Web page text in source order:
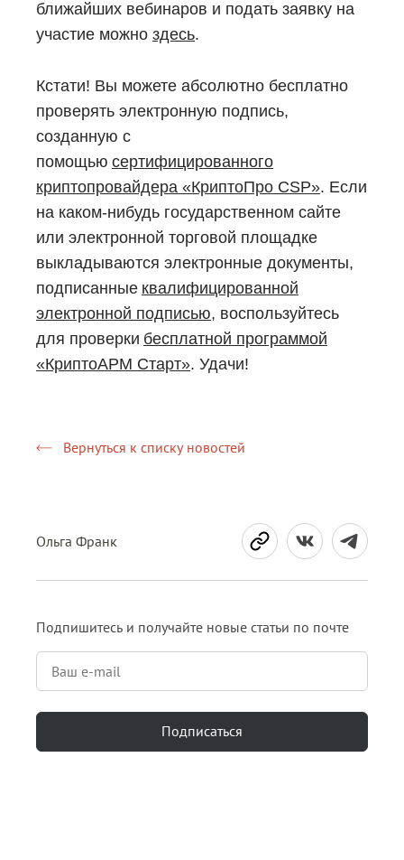
ближайших вебинаров и подать заявку на
участие можно здесь.
Кстати! Вы можете абсолютно бесплатно
проверять электронную подпись,
созданную с
помощью сертифицированного
криптопровайдера «КриптоПро CSP». Если
на каком-нибудь государственном сайте
или электронной торговой площадке
выкладываются электронные документы,
подписанные квалифицированной
электронной подписью, воспользуйтесь
для проверки бесплатной программой
«КриптоАРМ Старт». Удачи!
Вернуться к списку новостей
Ольга Франк
Подпишитесь и получайте новые статьи по почте
Подписаться